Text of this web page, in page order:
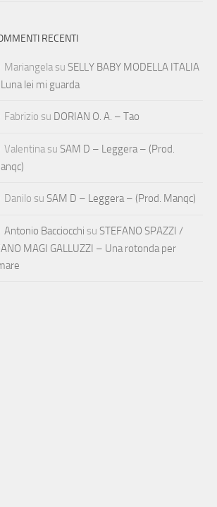
RECENTI
Mariangela su SELLY BABY MODELLA ITALIA
lei mi guarda
Fabrizio su DORIAN O. A. – Tao
Valentina su SAM D – Leggera – (Prod.
Danilo su SAM D – Leggera – (Prod. Manqc)
Antonio Bacciocchi su STEFANO SPAZZI /
MAGI GALLUZZI – Una rotonda per